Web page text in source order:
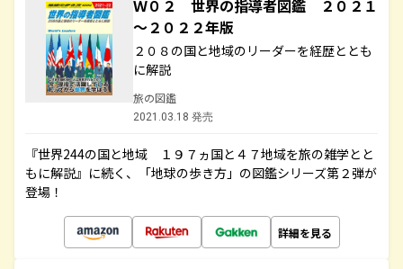
Ｗ０２ 世界の指導者図鑑 ２０２１
～２０２２年版
２０８の国と地域のリーダーを経歴ととも
に解説
旅の図鑑
2021.03.18 発売
『世界244の国と地域 １９７ヵ国と４７地域を旅の雑学とと
もに解説』に続く、「地球の歩き方」の図鑑シリーズ第２弾が
登場！
詳細を見る